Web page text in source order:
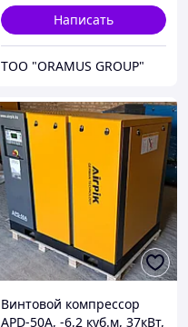
Написать
ТОО "ORAMUS GROUP"
Винтовой компрессор
APD-50A, -6,2 куб.м, 37кВт,